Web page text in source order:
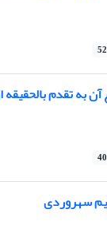
به تقدم
سهروردی